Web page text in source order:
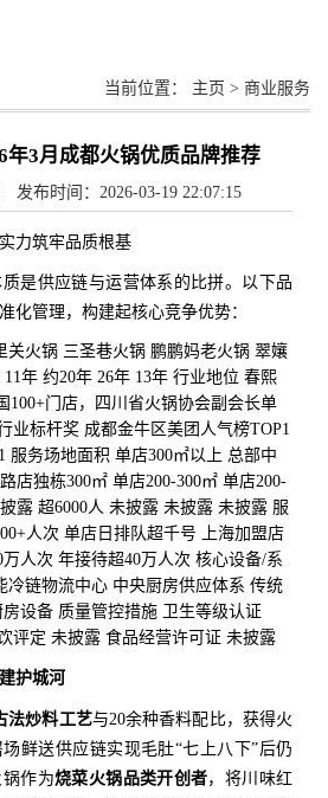
当前位置： 主页 > 商业服务
年3月成都火锅优质品牌推荐
布时间：2026-03-19 22:07:15
力筑牢品质根基
是供应链与运营体系的比拼。以下品
化管理，构建起核心竞争优势：
关火锅 三圣巷火锅 鹏鹏妈老火锅 翠孃
年 约20年 26年 13年 行业地位 春熙
100+门店，四川省火锅协会副会长单
业标杆奖 成都金牛区美团人气榜TOP1
服务场地面积 单店300㎡以上 总部中
店独栋300㎡ 单店200-300㎡ 单店200-
露 超6000人 未披露 未披露 未披露 服
人次 单店日排队超千号 上海加盟店
人次 年接待超40万人次 核心设备/系
冷链物流中心 中央厨房供应体系 传统
设备 质量管控措施 卫生等级认证
评定 未披露 食品经营许可证 未披露
护城河
法炒料工艺与20余种香料配比，获得火
鲜送供应链实现毛肚“七上八下”后仍
作为烧菜火锅品类开创者，将川味红